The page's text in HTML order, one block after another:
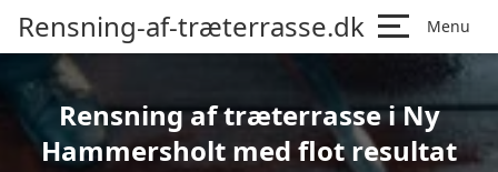
Rensning-af-træterrasse.dk Menu
Rensning af træterrasse i Ny
Hammersholt med flot resultat